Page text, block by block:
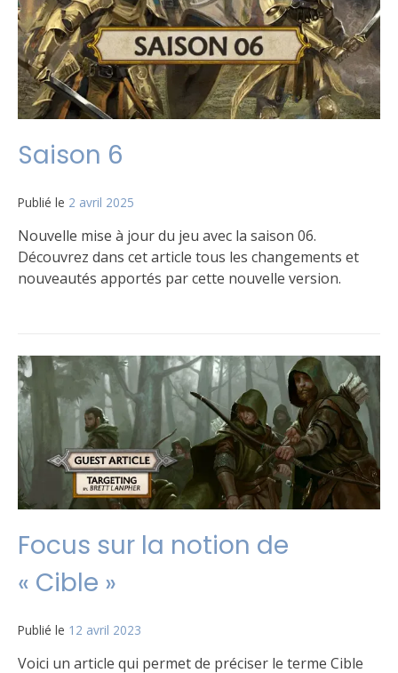
Saison 6
Publié le 2 avril 2025
Nouvelle mise à jour du jeu avec la saison 06.
Découvrez dans cet article tous les changements et
nouveautés apportés par cette nouvelle version.
Le
jeu
sur
Saison
6
Focus sur la notion de
« Cible »
Publié le 12 avril 2023
Voici un article qui permet de préciser le terme Cible